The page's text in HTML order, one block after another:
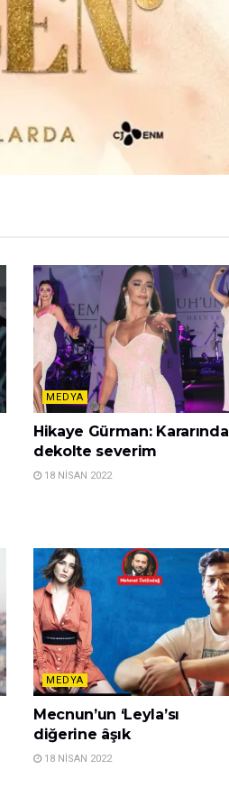
MEDYA
Hikaye Gürman: Kararında
dekolte severim
18 NISAN 2022
MEDYA
Mecnun’un ‘Leyla’sı
diğerine âşık
18 NISAN 2022